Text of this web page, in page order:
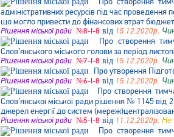
адміністративних ресурсів під час проведення
що могло привести до фінансових втрат
Рішення міської ради №8-І-8 від 15.12.2020р.
Про створення
Слов’янського міського голови за період
Рішення міської ради №7-І-8 від 15.12.2020р.
Про утворення
Рішення міської ради №6-І-8 від 15.12.2020р.
Про створення
Слов’янської міської ради рішення № 1145
джерел енергії до систем
Рішення міської ради №5-І-8 від 11.12.2020р. Не
Про створення